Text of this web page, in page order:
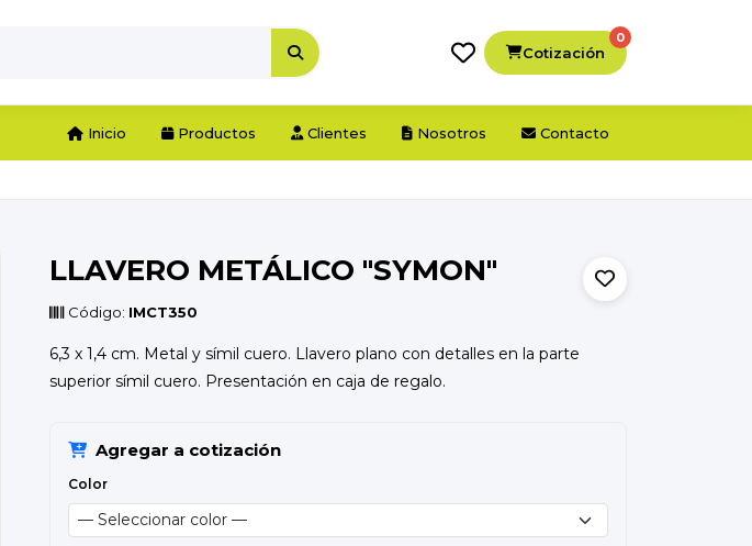
Cotización
0
Inicio Productos Clientes Nosotros Contacto
LLAVERO METÁLICO "SYMON"
Código: IMCT350
6,3 x 1,4 cm. Metal y símil cuero. Llavero plano con detalles en la parte
superior símil cuero. Presentación en caja de regalo.
Agregar a cotización
Color